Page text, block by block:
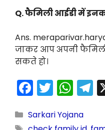
Q. फैमिली आईडी में
Ans.
जाकर आप अपनी
सकते हो।
F
a
c
T
w
itt
W
h
a
T
Sarkari Yojana